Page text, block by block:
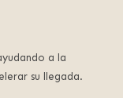
a la
su llegada.